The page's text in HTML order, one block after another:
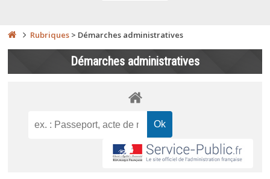
Rubriques > Démarches administratives
Démarches administratives